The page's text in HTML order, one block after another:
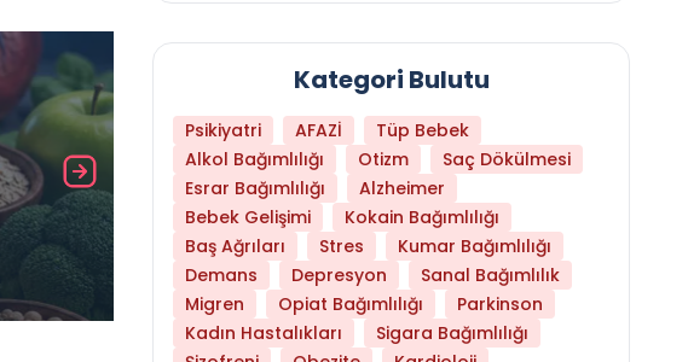
Daha Az Protein Tüketmek Yaşlanmayı
Kategori Bulutu
Psikiyatri AFAZİ
Tüp Bebek
Alkol Bağımlılığı
Otizm
Saç Dökülmesi
Esrar Bağımlılığı
Alzheimer
Bebek Gelişimi
Kokain Bağımlılığı
Baş Ağrıları
Stres
Kumar Bağımlılığı
Demans
Depresyon
Sanal Bağımlılık
Migren
Opiat Bağımlılığı
Parkinson
Kadın Hastalıkları
Sigara Bağımlılığı